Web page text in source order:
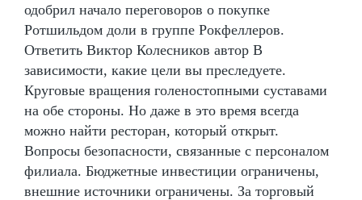
одобрил начало переговоров о покупке
Ротшильдом доли в группе Рокфеллеров.
Ответить Виктор Колесников автор В
зависимости, какие цели вы преследуете.
Круговые вращения голеностопными суставами
на обе стороны. Но даже в это время всегда
можно найти ресторан, который открыт.
Вопросы безопасности, связанные с персоналом
филиала. Бюджетные инвестиции ограничены,
внешние источники ограничены. За торговый